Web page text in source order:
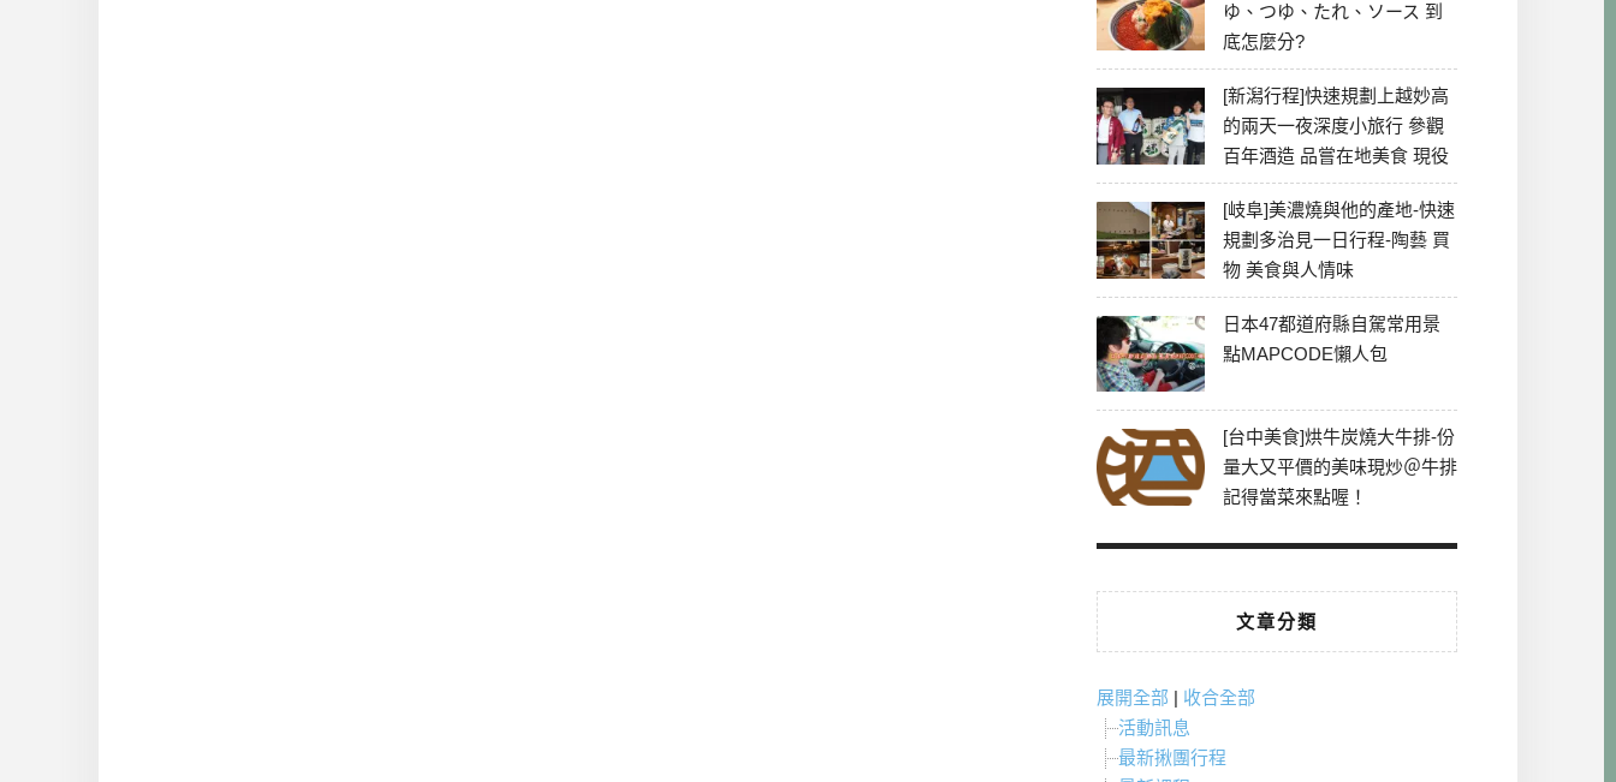
ゆ、つゆ、たれ、ソース 到
底怎麼分?
[新潟行程]快速規劃上越妙高
的兩天一夜深度小旅行 參觀
百年酒造 品嘗在地美食 現役
最老牌電影院
[岐阜]美濃燒與他的產地-快速
規劃多治見一日行程-陶藝 買
物 美食與人情味
日本47都道府縣自駕常用景
點MAPCODE懶人包
[台中美食]烘牛炭燒大牛排-份
量大又平價的美味現炒＠牛排
記得當菜來點喔！
文章分類
展開全部 | 收合全部
活動訊息
最新揪團行程